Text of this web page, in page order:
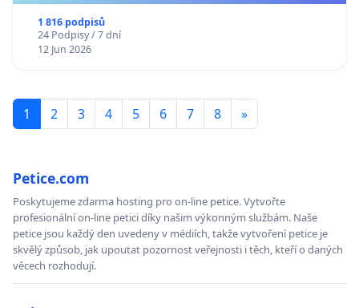
1 816 podpisů
24 Podpisy / 7 dní
12 Jun 2026
1 2 3 4 5 6 7 8 »
Petice.com
Poskytujeme zdarma hosting pro on-line petice. Vytvořte
profesionální on-line petici díky našim výkonným službám. Naše
petice jsou každý den uvedeny v médiích, takže vytvoření petice je
skvělý způsob, jak upoutat pozornost veřejnosti i těch, kteří o daných
věcech rozhodují.